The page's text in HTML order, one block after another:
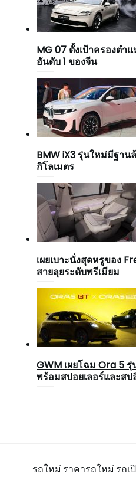
MG 07 ตั้งเป้าครองตำ
อันดับ 1 ของจีน
BMW iX3 รุ่นใหม่มีฐาน
กิโลเมตร
เผยเบาะนั่งสุดหรูของ
สายลุยระดับพรีเมียม
GWM เผยโฉม Ora 5
พร้อมสปอยเลอร์และสป
รถใหม่ ราคารถใหม่ รถเ